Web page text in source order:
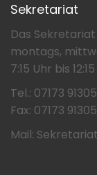
Sekretariat
Das
montags,
7:15 Uhr bis
Tel.: 07173
Fax: 07173
Mail: